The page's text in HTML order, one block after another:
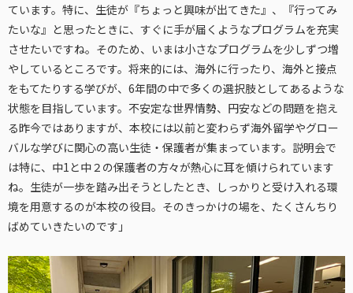
ています。特に、生徒が『ちょっと興味が出てきた』、『行ってみ
たいな』と思ったときに、すぐに手が届くようなプログラムを充実
させたいですね。そのため、いまは小さなプログラムを少しずつ増
やしているところです。将来的には、海外に行ったり、海外と接点
をもてたりする学びが、6年間の中で多くの選択肢としてあるような
状態を目指しています。不安定な世界情勢、円安などの問題を抱え
る昨今ではありますが、本校には以前と変わらず海外留学やグロー
バルな学びに関心の高い生徒・保護者が集まっています。説明会で
は特に、中1と中２の保護者の方々が熱心に耳を傾けられています
ね。生徒が一歩を踏み出そうとしたとき、しっかりと受け入れる環
境を用意するのが本校の役目。そのきっかけの場を、たくさんちり
ばめていきたいのです」